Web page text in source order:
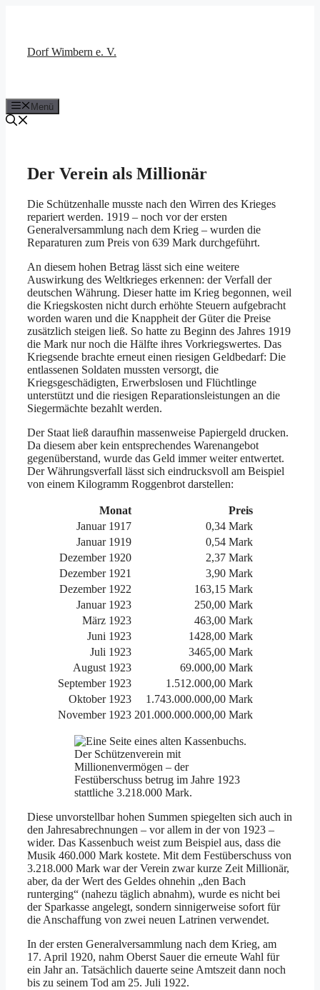
Dorf Wimbern e. V.
Menü
Der Verein als Millionär
Die Schützenhalle musste nach den Wirren des Krieges
repariert werden. 1919 – noch vor der ersten
Generalversammlung nach dem Krieg – wurden die
Reparaturen zum Preis von 639 Mark durchgeführt.
An diesem hohen Betrag lässt sich eine weitere
Auswirkung des Weltkrieges erkennen: der Verfall der
deutschen Währung. Dieser hatte im Krieg begonnen, weil
die Kriegskosten nicht durch erhöhte Steuern aufgebracht
worden waren und die Knappheit der Güter die Preise
zusätzlich steigen ließ. So hatte zu Beginn des Jahres 1919
die Mark nur noch die Hälfte ihres Vorkriegswertes. Das
Kriegsende brachte erneut einen riesigen Geldbedarf: Die
entlassenen Soldaten mussten versorgt, die
Kriegsgeschädigten, Erwerbslosen und Flüchtlinge
unterstützt und die riesigen Reparationsleistungen an die
Siegermächte bezahlt werden.
Der Staat ließ daraufhin massenweise Papiergeld drucken.
Da diesem aber kein entsprechendes Warenangebot
gegenüberstand, wurde das Geld immer weiter entwertet.
Der Währungsverfall lässt sich eindrucksvoll am Beispiel
von einem Kilogramm Roggenbrot darstellen:
Monat
Preis
Januar 1917
0,34 Mark
Januar 1919
0,54 Mark
Dezember 1920
2,37 Mark
Dezember 1921
3,90 Mark
Dezember 1922
163,15 Mark
Januar 1923
250,00 Mark
März 1923
463,00 Mark
Juni 1923
1428,00 Mark
Juli 1923
3465,00 Mark
August 1923
69.000,00 Mark
September 1923
1.512.000,00 Mark
Oktober 1923
1.743.000.000,00 Mark
November 1923 201.000.000.000,00 Mark
Der Schützenverein mit
Millionenvermögen – der
Festüberschuss betrug im Jahre 1923
stattliche 3.218.000 Mark.
Diese unvorstellbar hohen Summen spiegelten sich auch in
den Jahresabrechnungen – vor allem in der von 1923 –
wider. Das Kassenbuch weist zum Beispiel aus, dass die
Musik 460.000 Mark kostete. Mit dem Festüberschuss von
3.218.000 Mark war der Verein zwar kurze Zeit Millionär,
aber, da der Wert des Geldes ohnehin „den Bach
runterging“ (nahezu täglich abnahm), wurde es nicht bei
der Sparkasse angelegt, sondern sinnigerweise sofort für
die Anschaffung von zwei neuen Latrinen verwendet.
In der ersten Generalversammlung nach dem Krieg, am
17. April 1920, nahm Oberst Sauer die erneute Wahl für
ein Jahr an. Tatsächlich dauerte seine Amtszeit dann noch
bis zu seinem Tod am 25. Juli 1922.